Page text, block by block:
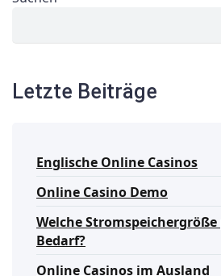
Letzte Beiträge
Englische Online Casinos
Online Casino Demo
Welche
Bedarf?
Online Casinos im Ausland